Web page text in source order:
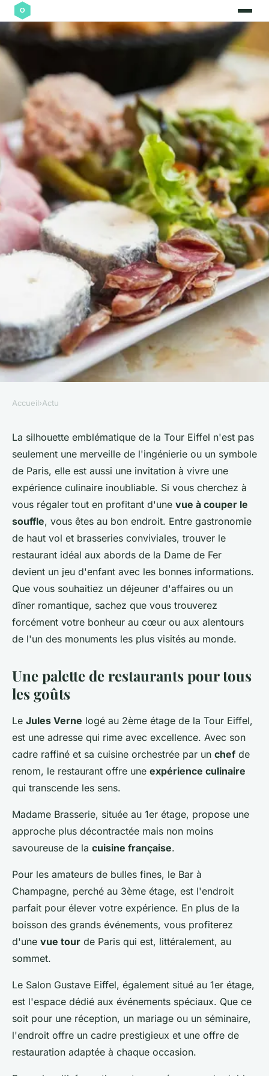
Recherchez votre restaurant
près de la Tour Eiffel.
violette•19 janvier 2024•2 min de lecture
Accueil›Actu
La silhouette emblématique de la Tour Eiffel n'est pas
seulement une merveille de l'ingénierie ou un symbole
de Paris, elle est aussi une invitation à vivre une
expérience culinaire inoubliable. Si vous cherchez à
vous régaler tout en profitant d'une vue à couper le
souffle, vous êtes au bon endroit. Entre gastronomie
de haut vol et brasseries conviviales, trouver le
restaurant idéal aux abords de la Dame de Fer
devient un jeu d'enfant avec les bonnes informations.
Que vous souhaitiez un déjeuner d'affaires ou un
dîner romantique, sachez que vous trouverez
forcément votre bonheur au cœur ou aux alentours
de l'un des monuments les plus visités au monde.
Une palette de restaurants pour tous
les goûts
Le Jules Verne logé au 2ème étage de la Tour Eiffel,
est une adresse qui rime avec excellence. Avec son
cadre raffiné et sa cuisine orchestrée par un chef de
renom, le restaurant offre une expérience culinaire
qui transcende les sens.
Madame Brasserie, située au 1er étage, propose une
approche plus décontractée mais non moins
savoureuse de la cuisine française.
Pour les amateurs de bulles fines, le Bar à
Champagne, perché au 3ème étage, est l'endroit
parfait pour élever votre expérience. En plus de la
boisson des grands événements, vous profiterez
d'une vue tour de Paris qui est, littéralement, au
sommet.
Le Salon Gustave Eiffel, également situé au 1er étage,
est l'espace dédié aux événements spéciaux. Que ce
soit pour une réception, un mariage ou un séminaire,
l'endroit offre un cadre prestigieux et une offre de
restauration adaptée à chaque occasion.